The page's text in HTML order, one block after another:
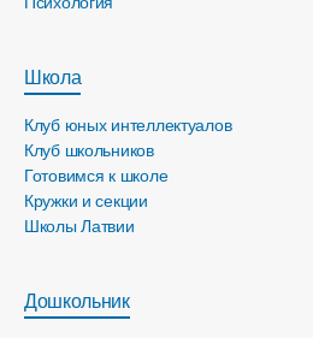
Школа
Клуб юных интеллектуалов
Клуб школьников
Готовимся к школе
Кружки и секции
Школы Латвии
Дошкольник